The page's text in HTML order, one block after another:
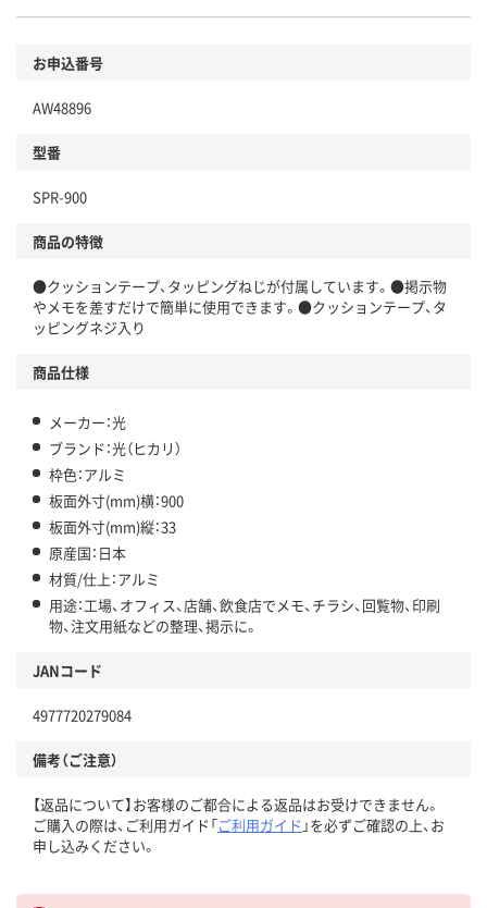
お申込番号
AW48896
型番
SPR-900
商品の特徴
●クッションテープ、タッピングねじが付属しています。●掲示物
やメモを差すだけで簡単に使用できます。●クッションテープ、タ
ッピングネジ入り
商品仕様
メーカー：光
ブランド：光（ヒカリ）
枠色：アルミ
板面外寸(mm)横：900
板面外寸(mm)縦：33
原産国：日本
材質/仕上：アルミ
用途：工場、オフィス、店舗、飲食店でメモ、チラシ、回覧物、印刷
物、注文用紙などの整理、掲示に。
JANコード
4977720279084
備考（ご注意）
【返品について】お客様のご都合による返品はお受けできません。
ご購入の際は、ご利用ガイド「ご利用ガイド 」を必ずご確認の上、お
申し込みください。